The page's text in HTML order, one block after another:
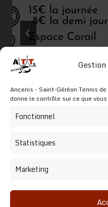
Gestion
Ancenis - Saint-Géréon Tennis
donne le contrôle sur ce que
Fonctionnel
Statistiques
Marketing
Stage de Ping
ParFrançois Liaumet 5